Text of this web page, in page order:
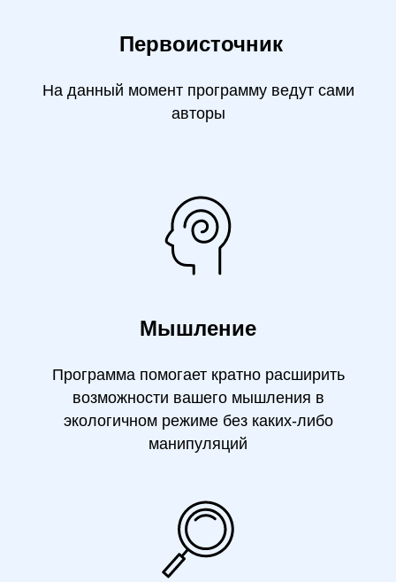
Первоисточник
На данный момент программу ведут сами
авторы
Мышление
Программа помогает кратно расширить
возможности вашего мышления в
экологичном режиме без каких-либо
манипуляций